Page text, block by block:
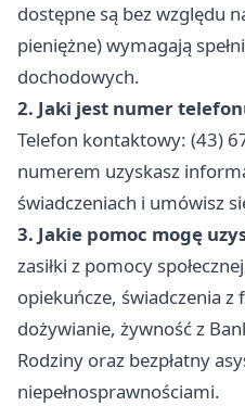
dostępne są bez względu
pieniężne) wymagają
dochodowych.
2. Jaki jest numer
Telefon kontaktowy: (43)
numerem uzyskasz
świadczeniach i umówisz
3. Jakie pomoc mogę
zasiłki z pomocy
opiekuńcze, świadczenia
dożywianie, żywność z
Rodziny oraz bezpłatny
niepełnosprawnościami.